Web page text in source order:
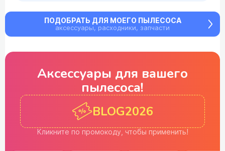
ПОДОБРАТЬ ДЛЯ МОЕГО ПЫЛЕСОСА
аксессуары, расходники, запчасти
Аксессуары для вашего
пылесоса!
Кликните по промокоду, чтобы применить!
BLOG2026